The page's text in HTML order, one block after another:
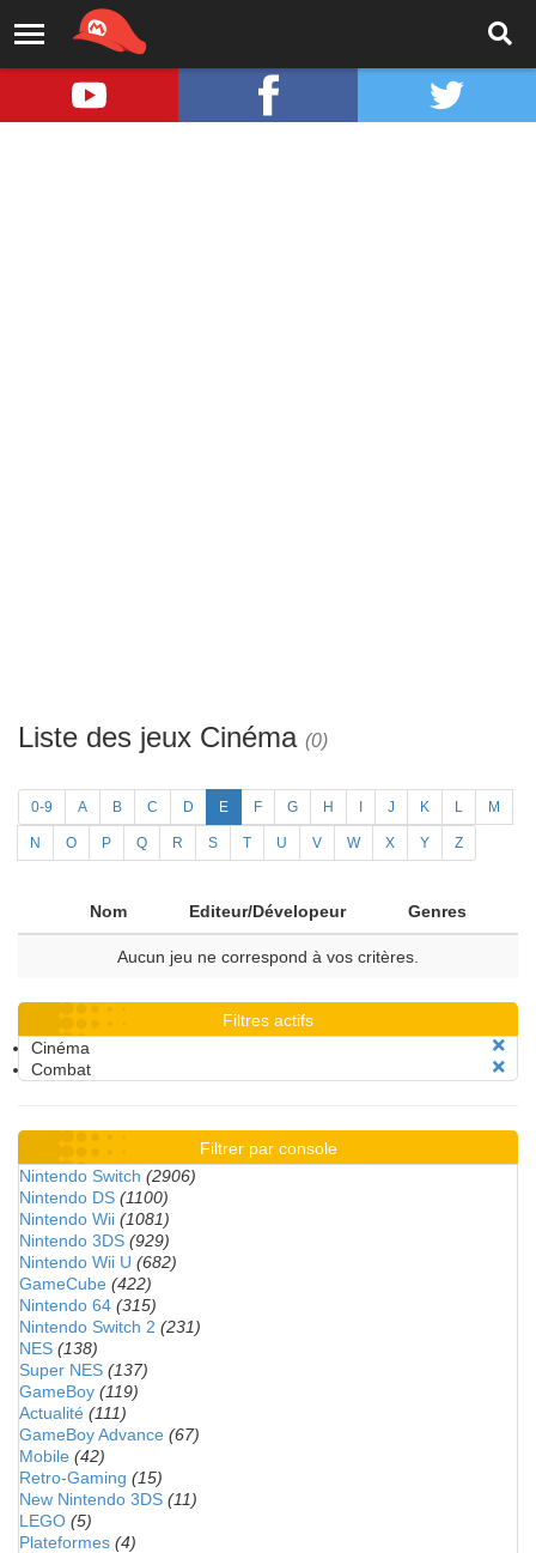
Liste des jeux Cinéma (0)
0-9 A B C D E F G H J K L M
N O P Q R S T U V W X Y Z
Nom Editeur/Dévelopeur Genres
Aucun jeu ne correspond à vos critères.
Filtres actifs
Cinéma
Combat
Filtrer par console
Nintendo Switch (2906)
Nintendo DS (1100)
Nintendo Wii (1081)
Nintendo 3DS (929)
Nintendo Wii U (682)
GameCube (422)
Nintendo 64 (315)
Nintendo Switch 2 (231)
NES (138)
Super NES (137)
GameBoy (119)
Actualité (111)
GameBoy Advance (67)
Mobile (42)
Retro-Gaming (15)
New Nintendo 3DS (11)
LEGO (5)
Plateformes (4)